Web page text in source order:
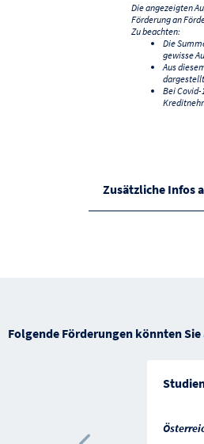
Die angezeigten
Förderung an
Zu beachten:
Die
gewisse
Aus
Bei
Zusätzliche Infos
Folgende Förderungen könnten